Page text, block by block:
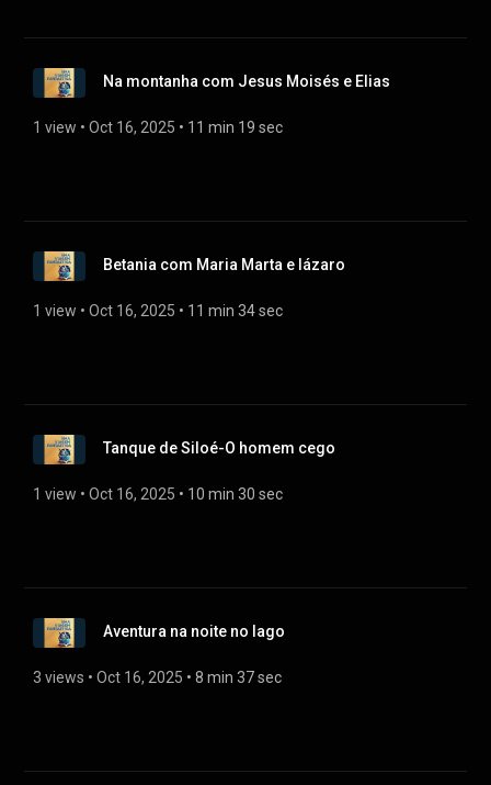
Na montanha com Jesus Moisés e Elias
1 view • Oct 16, 2025 • 11 min 19 sec
Betania com Maria Marta e lázaro
1 view • Oct 16, 2025 • 11 min 34 sec
Tanque de Siloé-O homem cego
1 view • Oct 16, 2025 • 10 min 30 sec
Aventura na noite no lago
3 views • Oct 16, 2025 • 8 min 37 sec